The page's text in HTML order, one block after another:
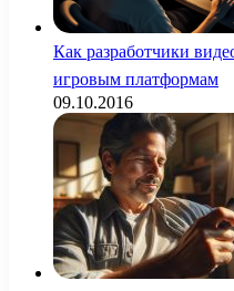
Как разработчики
игровым платформам
09.10.2016